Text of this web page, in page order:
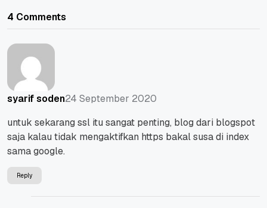
4 Comments
syarif soden24 September 2020
untuk sekarang ssl itu sangat penting, blog dari blogspot
saja kalau tidak mengaktifkan https bakal susa di index
sama google.
Reply